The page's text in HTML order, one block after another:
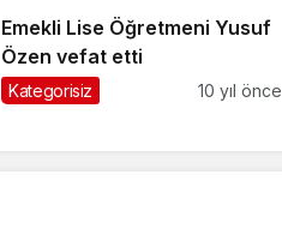
Emekli Lise Öğretmeni Yusuf
Özen vefat etti
Kategorisiz 10 yıl önce